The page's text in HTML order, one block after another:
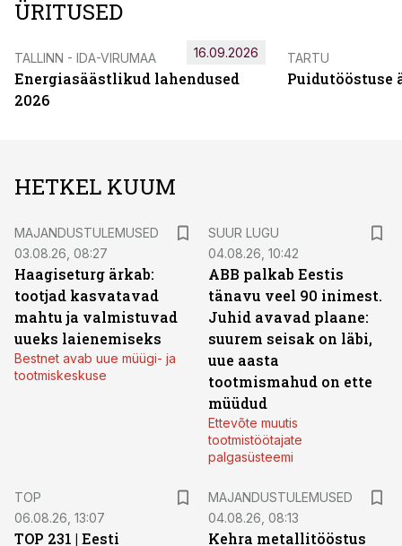
ÜRITUSED
TALLINN - IDA-VIRUMAA
Energiasäästlikud lahendused
2026
16.09.2026 TARTU
Puidutööstuse
HETKEL KUUM
MAJANDUSTULEMUSED
03.08.26, 08:27
Haagiseturg ärkab:
tootjad kasvatavad
mahtu ja valmistuvad
uueks laienemiseks
Bestnet avab uue müügi- ja
tootmiskeskuse
SUUR LUGU
04.08.26, 10:42
ABB palkab Eestis
tänavu veel 90 inimest.
Juhid avavad plaane:
suurem seisak on läbi,
uue aasta
tootmismahud on ette
müüdud
Ettevõte muutis
tootmistöötajate
palgasüsteemi
TOP
06.08.26, 13:07
TOP 231 | Eesti
MAJANDUSTULEMUSED
04.08.26, 08:13
Kehra metallitööstus